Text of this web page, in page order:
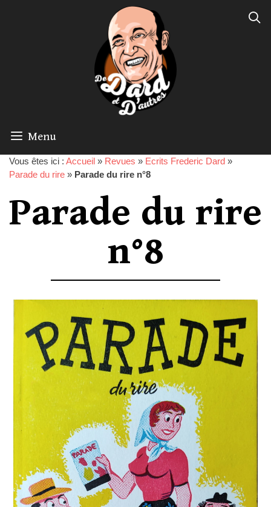
Menu
Vous êtes ici : Accueil » Revues » Ecrits Frederic Dard »
Parade du rire » Parade du rire n°8
Parade du rire
n°8